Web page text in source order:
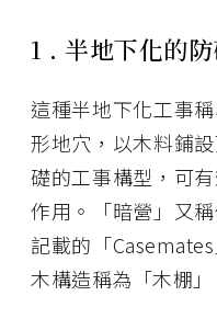
1 . 半地下化的
這種半地下化工事
形地穴，以木料鋪
礎的工事構型，可
作用。「暗營」又
記載的「
木構造稱為「木棚」